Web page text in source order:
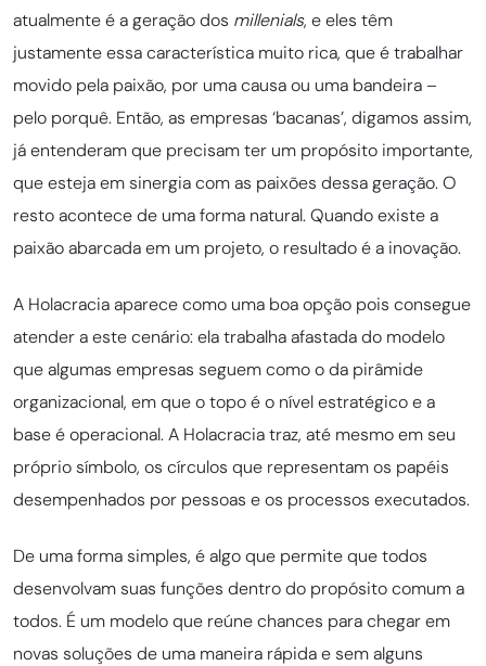
atualmente é a geração dos millenials, e eles têm
justamente essa característica muito rica, que é trabalhar
movido pela paixão, por uma causa ou uma bandeira –
pelo porquê. Então, as empresas ‘bacanas’, digamos assim,
já entenderam que precisam ter um propósito importante,
que esteja em sinergia com as paixões dessa geração. O
resto acontece de uma forma natural. Quando existe a
paixão abarcada em um projeto, o resultado é a inovação.
A Holacracia aparece como uma boa opção pois consegue
atender a este cenário: ela trabalha afastada do modelo
que algumas empresas seguem como o da pirâmide
organizacional, em que o topo é o nível estratégico e a
base é operacional. A Holacracia traz, até mesmo em seu
próprio símbolo, os círculos que representam os papéis
desempenhados por pessoas e os processos executados.
De uma forma simples, é algo que permite que todos
desenvolvam suas funções dentro do propósito comum a
todos. É um modelo que reúne chances para chegar em
novas soluções de uma maneira rápida e sem alguns